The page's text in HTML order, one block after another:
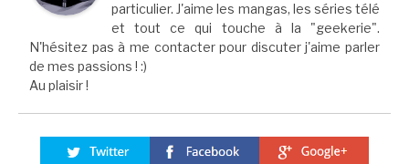
particulier. J'aime les mangas, les séries télé
et tout ce qui touche à la "geekerie".
N'hésitez pas à me contacter pour discuter j'aime parler
de mes passions ! :)
Au plaisir !